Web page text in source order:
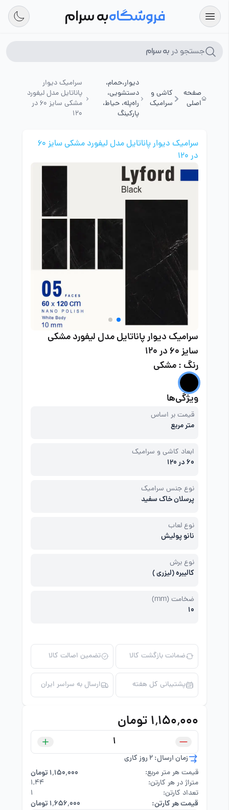
فروشگاهبه سرام
جستجو در به سرام
صفحه
اصلی
کاشی و
سرامیک
دیوار،حمام،
دستشویی،
راه‌پله، حیاط،
پارکینگ
سرامیک دیوار
پاناتایل مدل لیفورد
مشکی سایز 60 در
120
سرامیک دیوار پاناتایل مدل لیفورد مشکی سایز 60
در 120
سرامیک دیوار پاناتایل مدل لیفورد مشکی
سایز 60 در 120
رنگ : مشکی
ویژگی‌ها
قیمت بر اساس
متر مربع
ابعاد کاشی و سرامیک
60 در 120
نوع جنس سرامیک
پرسلان خاک سفید
نوع لعاب
نانو پولیش
نوع برش
کالیبره (لیزری )
ضخامت (mm)
10
ضمانت بازگشت کالا تضمین اصالت کالا
پشتیبانی کل هفته ارسال به سراسر ایران
۱٬۱۵۰٬۰۰۰ تومان
زمان ارسال: 2 روز کاری
قیمت هر متر مربع:
۱٬۱۵۰٬۰۰۰ تومان
متراژ در هر کارتن:
۱,۴۴
تعداد کارتن:
1
قیمت هر کارتن: ۱٬۶۵۶٬۰۰۰ تومان